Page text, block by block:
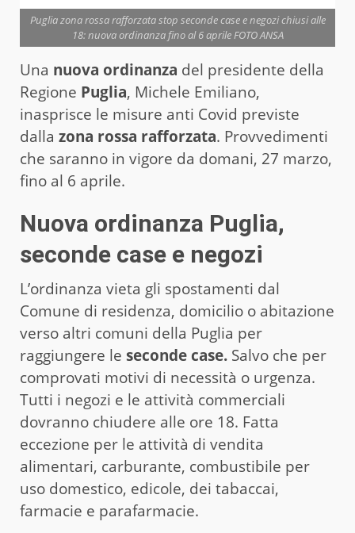
Puglia zona rossa rafforzata stop seconde case e negozi chiusi alle
18: nuova ordinanza fino al 6 aprile FOTO ANSA
Una nuova ordinanza del presidente della
Regione Puglia, Michele Emiliano,
inasprisce le misure anti Covid previste
dalla zona rossa rafforzata. Provvedimenti
che saranno in vigore da domani, 27 marzo,
fino al 6 aprile.
Nuova ordinanza Puglia,
seconde case e negozi
L’ordinanza vieta gli spostamenti dal
Comune di residenza, domicilio o abitazione
verso altri comuni della Puglia per
raggiungere le seconde case. Salvo che per
comprovati motivi di necessità o urgenza.
Tutti i negozi e le attività commerciali
dovranno chiudere alle ore 18. Fatta
eccezione per le attività di vendita
alimentari, carburante, combustibile per
uso domestico, edicole, dei tabaccai,
farmacie e parafarmacie.